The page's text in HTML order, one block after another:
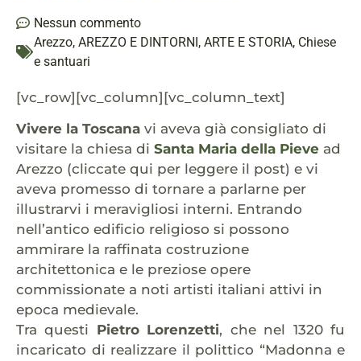
Nessun commento
Arezzo, AREZZO E DINTORNI, ARTE E STORIA, Chiese
e santuari
[vc_row][vc_column][vc_column_text]
Vivere la Toscana vi aveva già consigliato di
visitare la chiesa di Santa Maria della Pieve ad
Arezzo (cliccate qui per leggere il post) e vi
aveva promesso di tornare a parlarne per
illustrarvi i meravigliosi interni. Entrando
nell’antico edificio religioso si possono
ammirare la raffinata costruzione
architettonica e le preziose opere
commissionate a noti artisti italiani attivi in
epoca medievale.
Tra questi Pietro Lorenzetti, che nel 1320 fu
incaricato di realizzare il polittico “Madonna e